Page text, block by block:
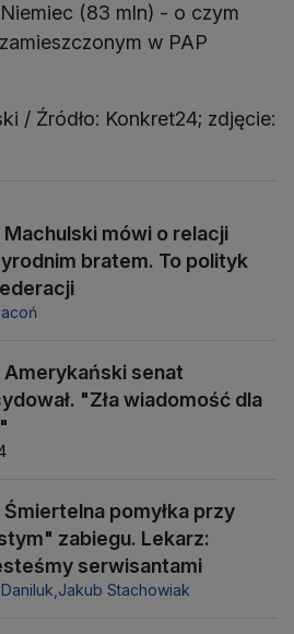
(83 mln) - o czym
w PAP
/ Źródło: Konkret24; zdjęcie:
Machulski mówi o relacji
bratem. To polityk
Amerykański senat
"Zła wiadomość dla
Śmiertelna pomyłka przy
zabiegu. Lekarz:
serwisantami
Jakub Stachowiak